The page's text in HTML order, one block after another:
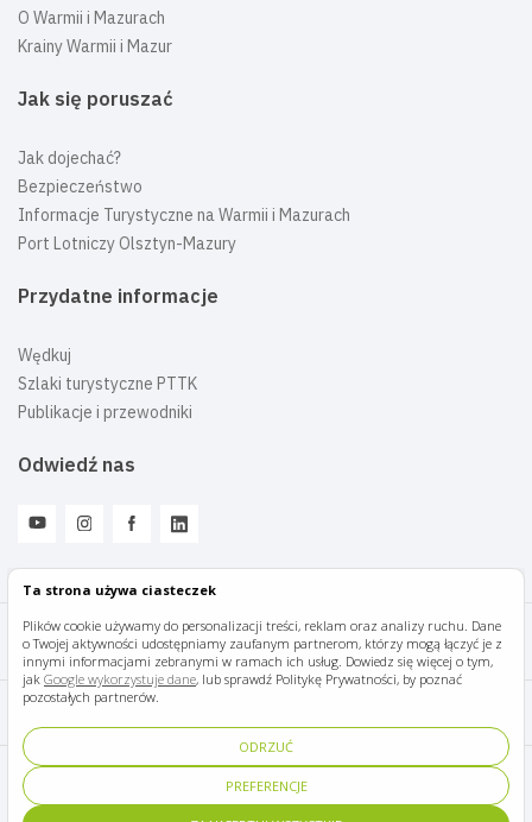
Ta strona używa ciasteczek
Plików cookie używamy do personalizacji treści, reklam oraz analizy ruchu. Dane
o Twojej aktywności udostępniamy zaufanym partnerom, którzy mogą łączyć je z
innymi informacjami zebranymi w ramach ich usług. Dowiedz się więcej o tym,
jak Google wykorzystuje dane, lub sprawdź Politykę Prywatności, by poznać
pozostałych partnerów.
ODRZUĆ
PREFERENCJE
O Warmii i Mazurach
Krainy Warmii i Mazur
Jak się poruszać
Jak dojechać?
Bezpieczeństwo
Informacje Turystyczne na Warmii i Mazurach
Port Lotniczy Olsztyn-Mazury
Przydatne informacje
Wędkuj
Szlaki turystyczne PTTK
Publikacje i przewodniki
Odwiedź nas
Mazury Travel © 2026
Polityka prywatności